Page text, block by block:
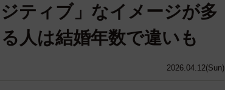
2026.04.12(Sun)
ティブ」なイメージが多
人は結婚年数で違いも